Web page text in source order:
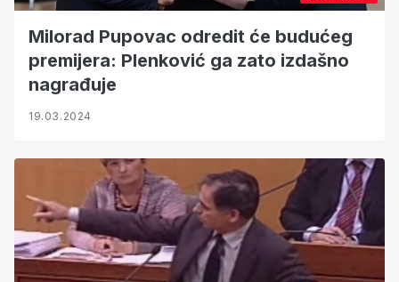
Milorad Pupovac odredit će budućeg
premijera: Plenković ga zato izdašno
nagrađuje
19.03.2024